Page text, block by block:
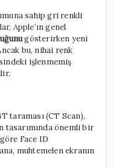
sahip gri renkli
Apple’ın genel
gösterirken yeni
bu, nihai renk
işlenmemiş
taraması (CT Scan),
tasarımında önemli bir
Face ID
muhtemelen ekranın